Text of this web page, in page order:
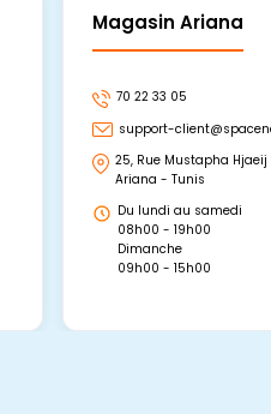
Magasin Ariana
70 22 33 05
support-
25, Rue Mustapha Hjaeij
Ariana - Tunis
Du lundi au samedi
08h00 - 19h00
Dimanche
09h00 - 15h00